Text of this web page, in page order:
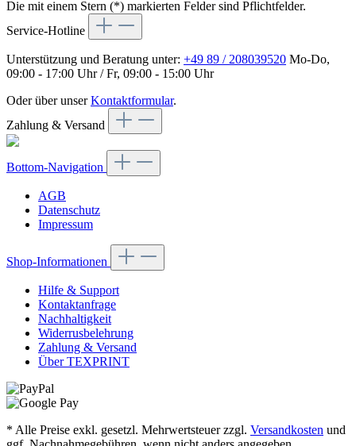
Die mit einem Stern (*) markierten Felder sind Pflichtfelder.
Service-Hotline
Unterstützung und Beratung unter: +49 89 / 208039520 Mo-Do,
09:00 - 17:00 Uhr / Fr, 09:00 - 15:00 Uhr
Oder über unserKontaktformular.
Zahlung & Versand
Bottom-Navigation
AGB
Datenschutz
Impressum
Shop-Informationen
Hilfe & Support
Kontaktanfrage
Nachhaltigkeit
Widerrusbelehrung
Zahlung & Versand
Über TEXPRINT
* Alle Preise exkl. gesetzl. Mehrwertsteuer zzgl. Versandkosten und